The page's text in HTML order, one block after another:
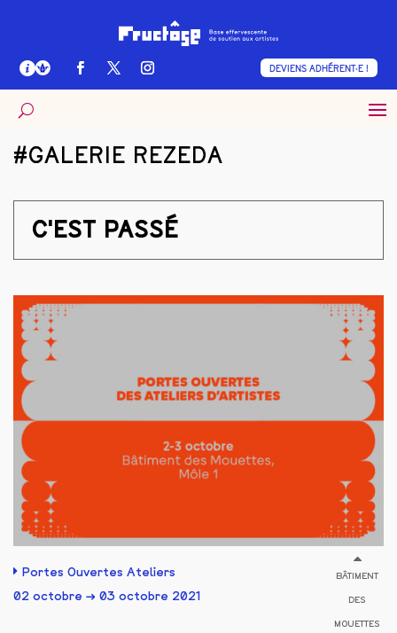
DEVIENS ADHÉRENT·E !
#GALERIE REZEDA
C'EST PASSÉ
Portes Ouvertes Ateliers
02 octobre → 03 octobre 2021
BÂTIMENT
DES
MOUETTES